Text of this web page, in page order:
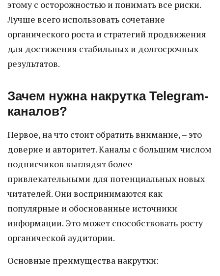
этому с осторожностью и понимать все риски.
Лучше всего использовать сочетание
органического роста и стратегий продвижения
для достижения стабильных и долгосрочных
результатов.
Зачем нужна накрутка Telegram-
каналов?
Первое, на что стоит обратить внимание, – это
доверие и авторитет. Каналы с большим числом
подписчиков выглядят более
привлекательными для потенциальных новых
читателей. Они воспринимаются как
популярные и обоснованные источники
информации. Это может способствовать росту
органической аудитории.
Основные преимущества накрутки: